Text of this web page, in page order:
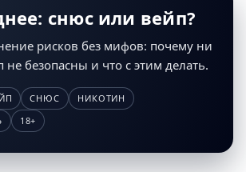
снюс или вейп?
рисков без мифов: почему ни
безопасны и что с этим делать.
СНЮС
НИКОТИН
18+